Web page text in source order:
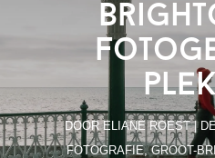
DOORELIANE ROEST|
FOTOGRAFIE,GROOT-